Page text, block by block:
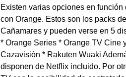
Existen varias opciones en
con Orange. Estos son los packs
Cañamares y pueden verse en 5
* Orange Series * Orange TV Cine
Cazavisión * Rakuten Wuaki
disponen de Netflix incluido. Por